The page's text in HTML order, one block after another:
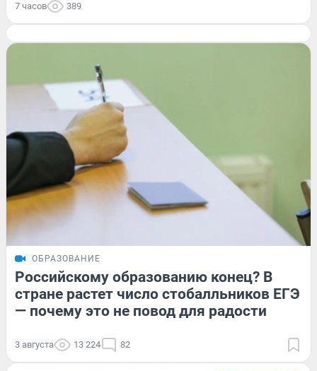
7 часов 389
ОБРАЗОВАНИЕ
Российскому образованию конец? В
стране растет число стобалльников ЕГЭ
— почему это не повод для радости
3 августа 13 224 82